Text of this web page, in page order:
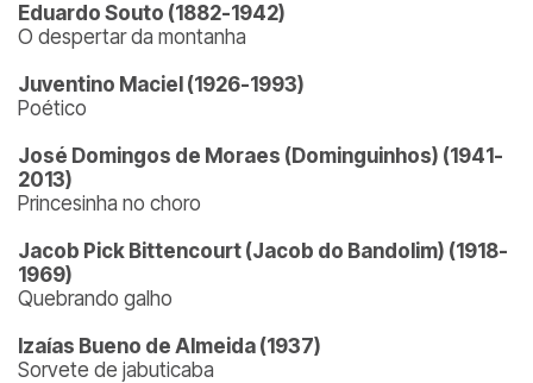
Eduardo Souto (1882-1942)
O despertar da montanha
Juventino Maciel (1926-1993)
Poético
José Domingos de Moraes (Dominguinhos) (1941-
2013)
Princesinha no choro
Jacob Pick Bittencourt (Jacob do Bandolim) (1918-
1969)
Quebrando galho
Izaías Bueno de Almeida (1937)
Sorvete de jabuticaba